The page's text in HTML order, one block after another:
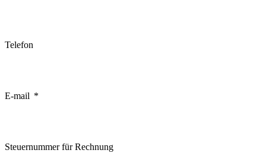
Telefon
E-mail
Steuernummer für Rechnung